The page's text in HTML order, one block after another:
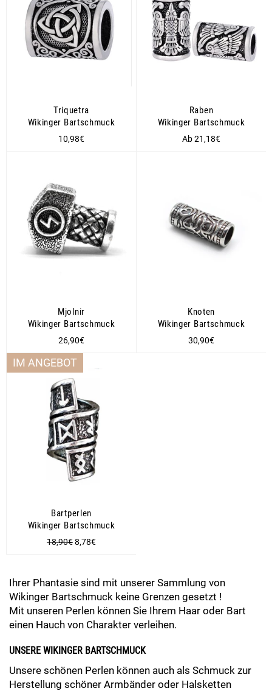
Triquetra
Wikinger Bartschmuck
Normaler
10,98€
Raben
Wikinger Bartschmuck
Ab 21,18€
Mjolnir
Wikinger Bartschmuck
Normaler
Preis
26,90€
Knoten
Wikinger Bartschmuck
Normaler
30,90€
Bartperlen
Wikinger Bartschmuck
Normaler
18,90€Sonderpreis
8,78€
IM ANGEBOT
Ihrer Phantasie sind mit unserer Sammlung von
Wikinger Bartschmuck keine Grenzen gesetzt !
Mit unseren Perlen können Sie Ihrem Haar oder Bart
einen Hauch von Charakter verleihen.
UNSERE WIKINGER BARTSCHMUCK
Unsere schönen Perlen können auch als Schmuck zur
Herstellung schöner Armbänder oder Halsketten